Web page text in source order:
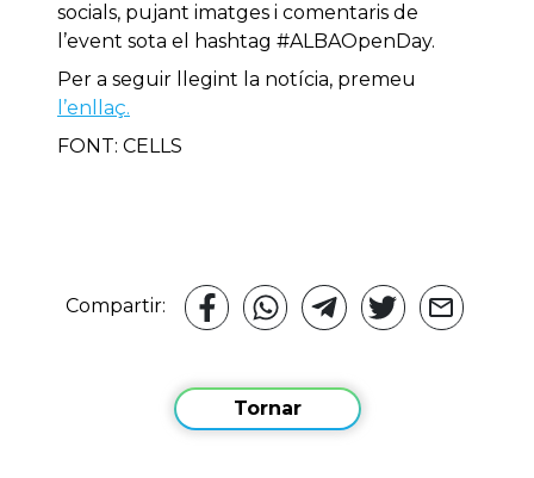
socials, pujant imatges i comentaris de
l’event sota el hashtag #ALBAOpenDay.
Per a seguir llegint la notícia, premeu
l’enllaç.
FONT: CELLS
Compartir:
Tornar